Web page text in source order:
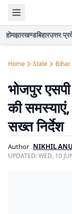
होमझारखण्डबिहारउत्तर
Home State Bihar
भोजपुर
की समस्याएं,
सख्त निर्देश
Author NIKHIL
UPDATED:WED, 10